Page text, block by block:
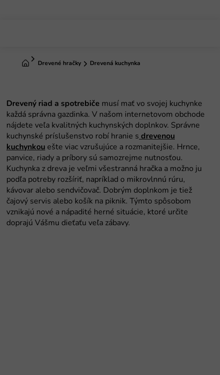
DomovDrevené hračky Drevená kuchynka
Drevený riad a spotrebiče musí mať vo svojej kuchynke
každá správna gazdinka. V našom internetovom obchode
nájdete veľa kvalitných kuchynských doplnkov. Správne
kuchynské príslušenstvo robí hranie s drevenou
kuchynkou ešte viac vzrušujúce a rozmanitejšie. Hrnce,
panvice, riady a príbory sú samozrejme nutnosťou.
Kuchynka z dreva je veľmi všestranná hračka a možno ju
podľa potreby rozšíriť, napríklad o mikrovlnnú rúru,
kávovar alebo sendvičovač. Dobrým doplnkom je tiež
čajový servis alebo košík na piknik. Týmto spôsobom
vznikajú nové a nápadité herné situácie, ktoré určite
doprajú Vášmu dieťaťu veľa zábavy.